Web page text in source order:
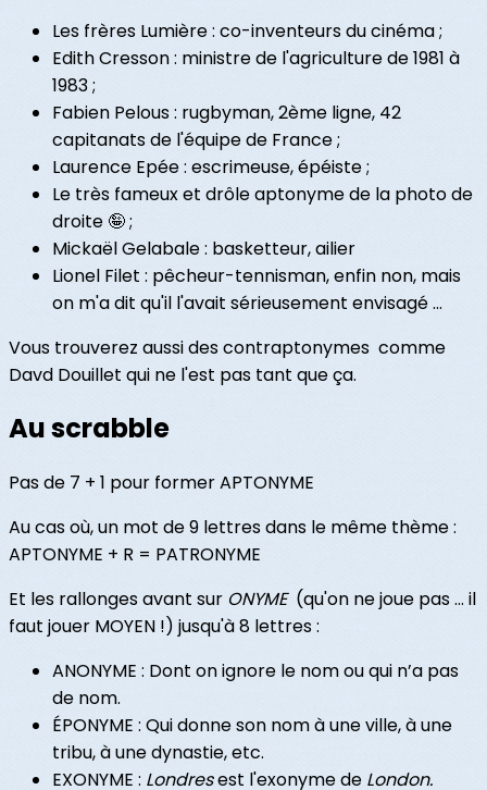
Les frères Lumière : co-inventeurs du cinéma ;
Edith Cresson : ministre de l'agriculture de 1981 à
1983 ;
Fabien Pelous : rugbyman, 2ème ligne, 42
capitanats de l'équipe de France ;
Laurence Epée : escrimeuse, épéiste ;
Le très fameux et drôle aptonyme de la photo de
droite 🤪 ;
Mickaël Gelabale : basketteur, ailier
Lionel Filet : pêcheur-tennisman, enfin non, mais
on m'a dit qu'il l'avait sérieusement envisagé ...
Vous trouverez aussi des contraptonymes comme
Davd Douillet qui ne l'est pas tant que ça.
Au scrabble
Pas de 7 + 1 pour former APTONYME
Au cas où, un mot de 9 lettres dans le même thème :
APTONYME + R = PATRONYME
Et les rallonges avant sur ONYME(qu'on ne joue pas ... il
faut jouer MOYEN !) jusqu'à 8 lettres :
ANONYME : Dont on ignore le nom ou qui n’a pas
de nom.
ÉPONYME : Qui donne son nom à une ville, à une
tribu, à une dynastie, etc.
EXONYME : Londresest l'exonyme de London.